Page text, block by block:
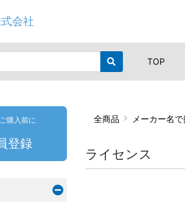
会社
TOP
全商品 メーカー名
ライセンス
購入前に
登録